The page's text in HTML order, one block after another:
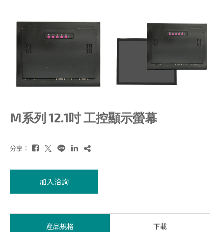
M系列 12.1吋 工控顯示螢幕
分享：
加入洽詢
產品規格 下載